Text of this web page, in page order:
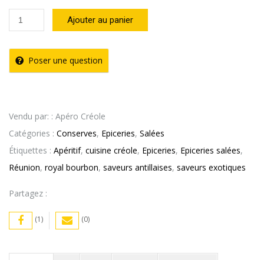
quantité
de
HARICOTS
BLANCS
ROYAL
BOURBON
Ajouter au panier
Poser une question
Vendu par: : Apéro Créole
Catégories : Conserves, Epiceries, Salées
Étiquettes : Apéritif, cuisine créole, Epiceries, Epiceries salées,
Réunion, royal bourbon, saveurs antillaises, saveurs exotiques
Partagez :
(1) (0)